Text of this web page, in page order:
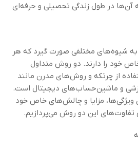
آن‌ها در طول زندگی تحصیلی و حرفه‌ای
به شیوه‌های مختلفی صورت گیرد که هر
خود را دارند. دو روش متداول
از چرتکه و روش‌های مدرن مانند
و ماشین‌حساب‌های دیجیتال است.
ویژگی‌ها، مزایا و چالش‌های خاص خود
تفاوت‌های این دو روش می‌پردازیم.